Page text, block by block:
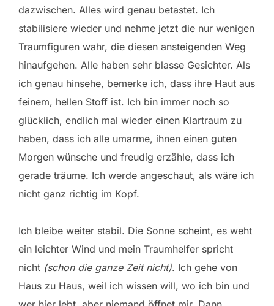
dazwischen. Alles wird genau betastet. Ich
stabilisiere wieder und nehme jetzt die nur wenigen
Traumfiguren wahr, die diesen ansteigenden Weg
hinaufgehen. Alle haben sehr blasse Gesichter. Als
ich genau hinsehe, bemerke ich, dass ihre Haut aus
feinem, hellen Stoff ist. Ich bin immer noch so
glücklich, endlich mal wieder einen Klartraum zu
haben, dass ich alle umarme, ihnen einen guten
Morgen wünsche und freudig erzähle, dass ich
gerade träume. Ich werde angeschaut, als wäre ich
nicht ganz richtig im Kopf.
Ich bleibe weiter stabil. Die Sonne scheint, es weht
ein leichter Wind und mein Traumhelfer spricht
nicht (schon die ganze Zeit nicht). Ich gehe von
Haus zu Haus, weil ich wissen will, wo ich bin und